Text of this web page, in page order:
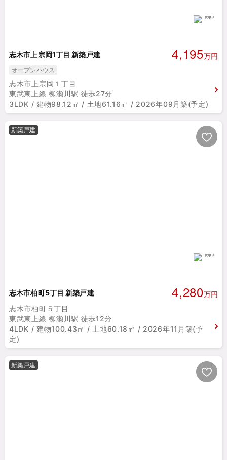
志木市上宗岡1丁目 新築戸建 4,195万円
オープンハウス
志木市上宗岡１丁目
東武東上線 柳瀬川駅 徒歩27分
3LDK / 建物98.12㎡ / 土地61.16㎡ / 2026年09月築(予定)
新築戸建
志木市柏町5丁目 新築戸建 4,280万円
志木市柏町５丁目
東武東上線 柳瀬川駅 徒歩12分
4LDK / 建物100.43㎡ / 土地60.18㎡ / 2026年11月築(予
定)
新築戸建